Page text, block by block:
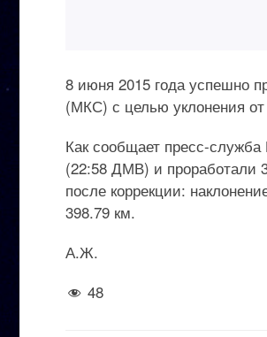
8 июня 2015 года успешно
(МКС) с целью уклонения от
Как сообщает пресс-
(22:58 ДМВ) и проработали
после коррекции:
398.79 км.
А.Ж.
48